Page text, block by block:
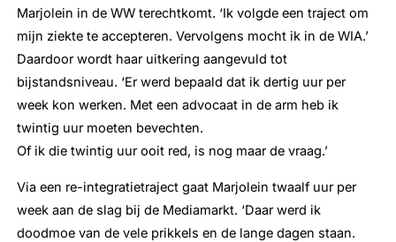
Marjolein in de WW terechtkomt. ‘Ik volgde een traject om
mijn ziekte te accepteren. Vervolgens mocht ik in de WIA.’
Daardoor wordt haar uitkering aangevuld tot
bijstandsniveau. ‘Er werd bepaald dat ik dertig uur per
week kon werken. Met een advocaat in de arm heb ik
twintig uur moeten bevechten.
Of ik die twintig uur ooit red, is nog maar de vraag.’
Via een re-integratietraject gaat Marjolein twaalf uur per
week aan de slag bij de Mediamarkt. ‘Daar werd ik
doodmoe van de vele prikkels en de lange dagen staan.